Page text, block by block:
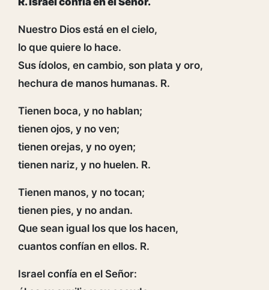
Nuestro Dios está en el cielo,
lo que quiere lo hace.
Sus ídolos, en cambio, son plata y oro,
hechura de manos humanas. R.
Tienen boca, y no hablan;
tienen ojos, y no ven;
tienen orejas, y no oyen;
tienen nariz, y no huelen. R.
Tienen manos, y no tocan;
tienen pies, y no andan.
Que sean igual los que los hacen,
cuantos confían en ellos. R.
Israel confía en el Señor: